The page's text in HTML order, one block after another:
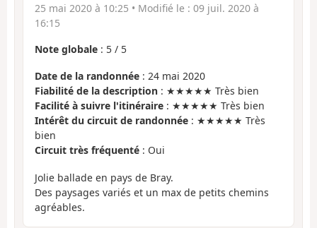
25 mai 2020 à 10:25 • Modifié le : 09 juil. 2020 à
16:15
Note globale : 5 / 5
Date de la randonnée : 24 mai 2020
Fiabilité de la description : ★★★★★ Très bien
Facilité à suivre l'itinéraire : ★★★★★ Très bien
Intérêt du circuit de randonnée : ★★★★★ Très
bien
Circuit très fréquenté : Oui
Jolie ballade en pays de Bray.
Des paysages variés et un max de petits chemins
agréables.